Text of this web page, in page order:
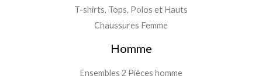
T-shirts, Tops, Polos et Hauts
Chaussures Femme
Homme
Ensembles 2 Pièces homme